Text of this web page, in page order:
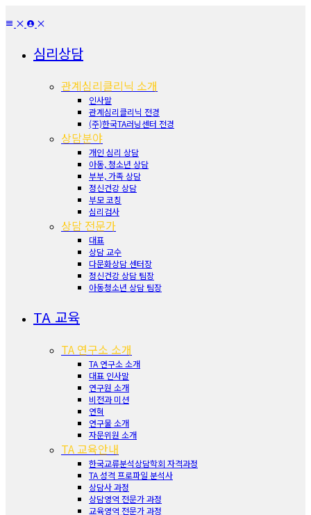
심리상담
관계심리클리닉 소개
인사말
관계심리클리닉 전경
(주)한국TA러닝센터 전경
상담분야
개인 심리 상담
아동, 청소년 상담
부부, 가족 상담
정신건강 상담
부모 코칭
심리검사
상담 전문가
대표
상담 교수
다문화상담 센터장
정신건강 상담 팀장
아동청소년 상담 팀장
TA 교육
TA 연구소 소개
TA 연구소 소개
대표 인사말
연구원 소개
비전과 미션
연혁
연구물 소개
자문위원 소개
TA 교육안내
한국교류분석상담학회 자격과정
TA 성격 프로파일 분석사
상담사 과정
상담영역 전문가 과정
교육영역 전문가 과정